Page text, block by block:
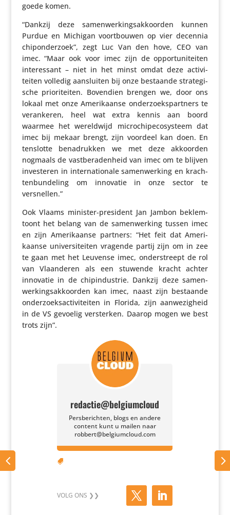
goede komen.
“Dankzij deze samen­wer­kings­ak­koorden kunnen
Purdue en Michigan voort­bouwen op vier decennia
chipon­der­zoek”, zegt Luc Van den hove, CEO van
imec. “Maar ook voor imec zijn de oppor­tu­ni­teiten
inte­res­sant – niet in het minst omdat deze acti­vi­
teiten volledig aansluiten bij onze bestaande stra­te­gi­
sche prio­ri­teiten. Bovendien brengen we, door ons
lokaal met onze Ameri­kaanse onder­zoeks­part­ners te
veran­keren, heel wat extra kennis aan boord
waarmee het wereld­wijd micro­chi­p­eco­sys­teem dat
imec bij mekaar brengt, zijn voordeel kan doen. En
tenslotte bena­drukken we met deze akkoorden
nogmaals de vast­be­ra­den­heid van imec om te blijven
inves­teren in inter­na­ti­o­nale samen­wer­king en krach­
ten­bun­de­ling om innovatie in onze sector te
versnellen.”
Ook Vlaams minister-president Jan Jambon beklem­
toont het belang van de samen­wer­king tussen imec
en zijn Ameri­kaanse partners: “Het feit dat Ameri­
kaanse univer­si­teiten vragende partij zijn om in zee
te gaan met het Leuvense imec, onder­streept de rol
van Vlaan­deren als een stuwende kracht achter
innovatie in de chip­in­du­strie. Dankzij deze samen­
wer­kings­ak­koorden kan imec, naast zijn bestaande
onder­zoeks­ac­ti­vi­teiten in Florida, zijn aanwe­zig­heid
in de VS gevoelig versterken. Daarop mogen we best
trots zijn”.
redactie@belgiumcloud
Persberichten, blogs en andere
content kunt u mailen naar
robbert@belgiumcloud.com
